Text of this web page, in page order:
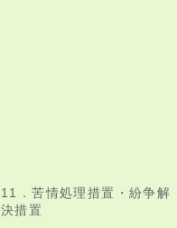
11．苦情処理措置・紛争解
決措置